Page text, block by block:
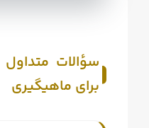
سؤالات
برای ماهیگیری